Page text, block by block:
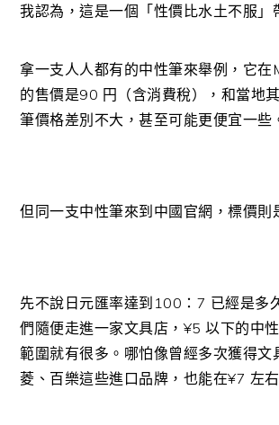
我認為，這是一個「性價比水土不服」
拿一支人人都有的中性筆來舉例，它在
的售價是90 円（含消費稅），和當地
筆價格差別不大，甚至可能更便宜一些
但同一支中性筆來到中國官網，標價則
先不說日元匯率達到100：7 已經是多
們隨便走進一家文具店，¥5 以下的中
範圍就有很多。哪怕像曾經多次獲得文
菱、百樂這些進口品牌，也能在¥7 左